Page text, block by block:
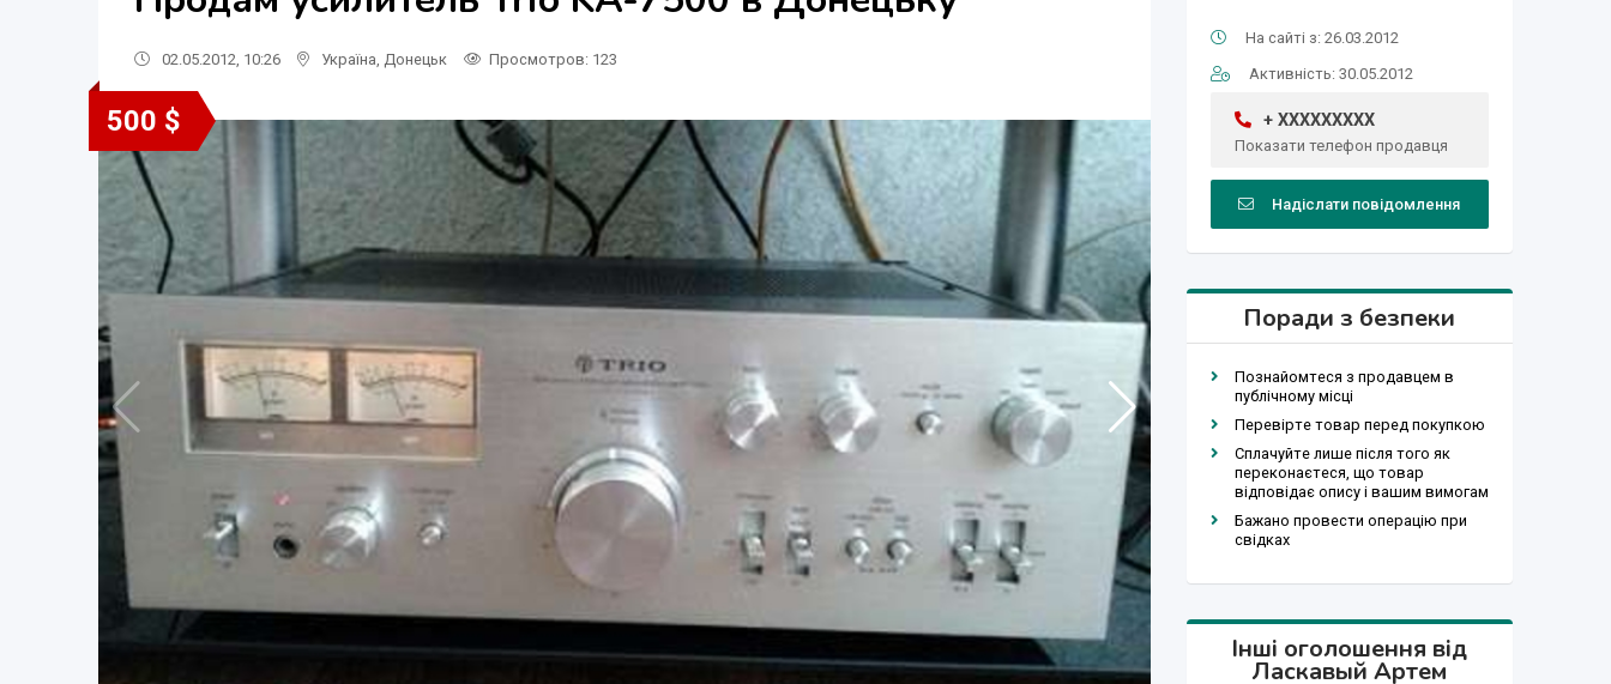
02.05.2012, 10:26 Україна Донецьк Просмотров: 123
500 $
На сайті з: 26.03.2012
Активність: 30.05.2012
+ XXXXXXXXX
Показати телефон продавця
Надіслати повідомлення
Поради з безпеки
Познайомтеся з продавцем в
публічному місці
Перевірте товар перед покупкою
Сплачуйте лише після того як
переконаєтеся, що товар
відповідає опису і вашим вимогам
Бажано провести операцію при
свідках
Інші оголошення від
Ласкавый Артем